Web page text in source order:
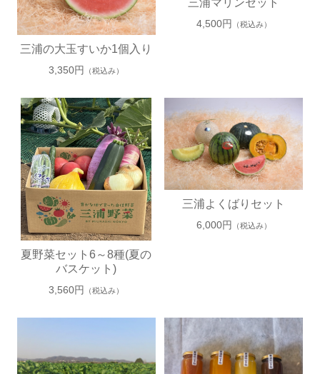
三浦の大玉すいか1個入り
3,350円 （税込み）
三浦マリンセット
4,500円 （税込み）
3
夏野菜セット6～8種(夏の
バスケット)
3,560円 （税込み）
三浦よくばりセット
6,000円 （税込み）
6